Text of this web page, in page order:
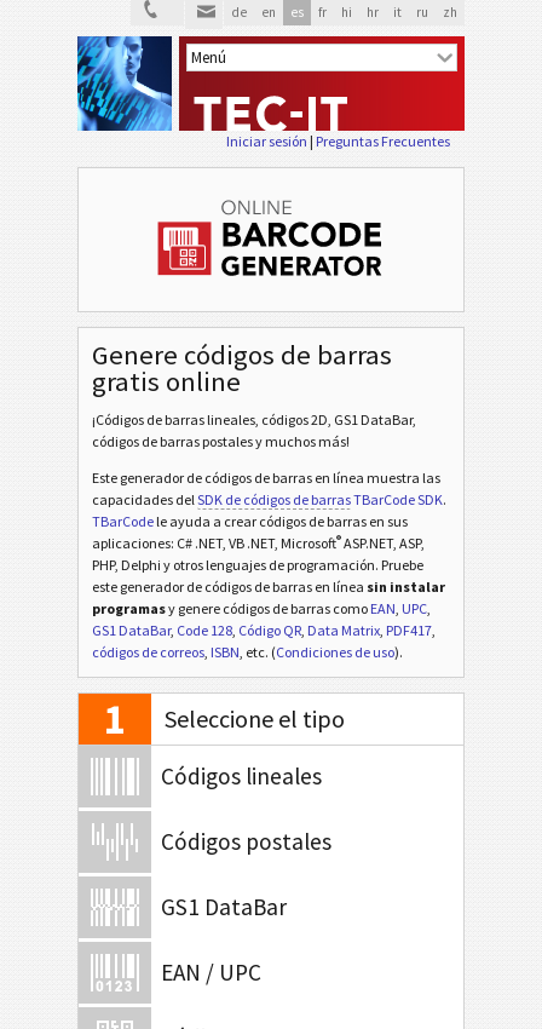
de en es fr hi hr it ru zh
Iniciar sesión | Preguntas Frecuentes
Genere códigos de barras
gratis online
¡Códigos de barras lineales, códigos 2D, GS1 DataBar,
códigos de barras postales y muchos más!
Este generador de códigos de barras en línea muestra las
capacidades delSDK de códigos de barrasTBarCode SDK.
TBarCode le ayuda a crear códigos de barras en sus
aplicaciones: C# .NET, VB .NET, Microsoft®ASP.NET, ASP,
PHP, Delphi y otros lenguajes de programación. Pruebe
este generador de códigos de barras en línea sin instalar
programasy genere códigos de barras como EAN, UPC,
GS1 DataBar, Code 128, Código QR, Data Matrix, PDF417,
códigos de correos, ISBN, etc. (Condiciones de uso).
1 Seleccione el tipo
Códigos lineales
Códigos postales
GS1 DataBar
EAN / UPC